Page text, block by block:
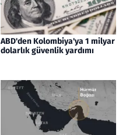
ABD'den Kolombiya'ya 1 milyar
dolarlık güvenlik yardımı